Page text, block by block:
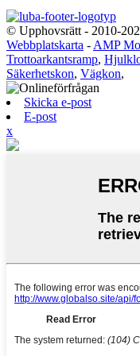
© Upphovsrätt - 2010-
Webbplatskarta - AMP
Trottoarkantsramp,
Säkerhetskon, Vägkon,
Skicka e-post
E-post
x